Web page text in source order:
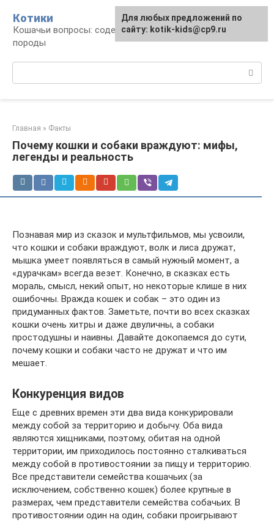
контенту
Котики
Кошачьи вопросы: содержание, лечение,
породы
Главная » Факты
Почему кошки и собаки враждуют: мифы,
легенды и реальность
Познавая мир из сказок и мультфильмов, мы усвоили,
что кошки и собаки враждуют, волк и лиса дружат,
мышка умеет появляться в самый нужный момент, а
«дурачкам» всегда везет. Конечно, в сказках есть
мораль, смысл, некий опыт, но некоторые клише в них
ошибочны. Вражда кошек и собак – это один из
придуманных фактов. Заметьте, почти во всех сказках
кошки очень хитры и даже двуличны, а собаки
простодушны и наивны. Давайте докопаемся до сути,
почему кошки и собаки часто не дружат и что им
мешает.
Конкуренция видов
Еще с древних времен эти два вида конкурировали
между собой за территорию и добычу. Оба вида
являются хищниками, поэтому, обитая на одной
территории, им приходилось постоянно сталкиваться
между собой в противостоянии за пищу и территорию.
Все представители семейства кошачьих (за
исключением, собственно кошек) более крупные в
размерах, чем представители семейства собачьих. В
противостоянии один на один, собаки проигрывают
Для любых предложений по
сайту: kotik-kids@cp9.ru